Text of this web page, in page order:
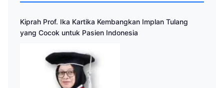
Kiprah Prof. Ika Kartika Kembangkan Implan Tulang
yang Cocok untuk Pasien Indonesia